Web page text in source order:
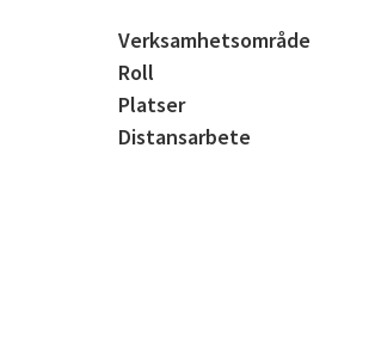
Verksamhetsområde
Roll
Platser
Distansarbete